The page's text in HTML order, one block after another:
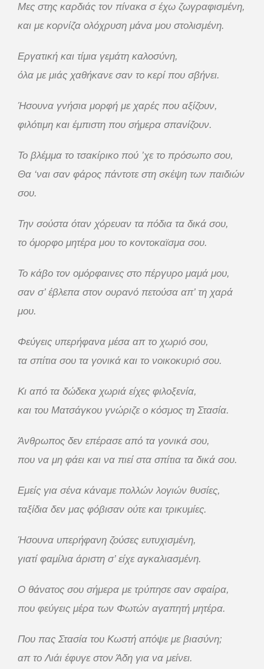
Μες στης καρδιάς τον πίνακα σ έχω ζωγραφισμένη,
και με κορνίζα ολόχρυση μάνα μου στολισμένη.
Εργατική και τίμια γεμάτη καλοσύνη,
όλα με μιάς χαθήκανε σαν το κερί που σβήνει.
Ήσουνα γνήσια μορφή με χαρές που αξίζουν,
φιλότιμη και έμπιστη που σήμερα σπανίζουν.
Το βλέμμα το τσακίρικο πού ’χε το πρόσωπο σου,
Θα ‘ναι σαν φάρος πάντοτε στη σκέψη των παιδιών
σου.
Την σούστα όταν χόρευαν τα πόδια τα δικά σου,
το όμορφο μητέρα μου το κοντοκαϊσμα σου.
Το κάβο τον ομόρφαινες στο πέργυρο μαμά μου,
σαν σ’ έβλεπα στον ουρανό πετούσα απ’ τη χαρά
μου.
Φεύγεις υπερήφανα μέσα απ το χωριό σου,
τα σπίτια σου τα γονικά και το νοικοκυριό σου.
Κι από τα δώδεκα χωριά είχες φιλοξενία,
και του Ματσάγκου γνώριζε ο κόσμος τη Στασία.
Άνθρωπος δεν επέρασε από τα γονικά σου,
που να μη φάει και να πιεί στα σπίτια τα δικά σου.
Εμείς για σένα κάναμε πολλών λογιών θυσίες,
ταξίδια δεν μας φόβισαν ούτε και τρικυμίες.
Ήσουνα υπερήφανη ζούσες ευτυχισμένη,
γιατί φαμίλια άριστη σ’ είχε αγκαλιασμένη.
Ο θάνατος σου σήμερα με τρύπησε σαν σφαίρα,
που φεύγεις μέρα των Φωτών αγαπητή μητέρα.
Που πας Στασία του Κωστή απόψε με βιασύνη;
απ το Λιάι έφυγε στον Άδη για να μείνει.